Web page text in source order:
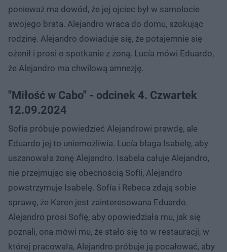
ponieważ ma dowód, że jej ojciec był w samolocie
swojego brata. Alejandro wraca do domu, szokując
rodzinę. Alejandro dowiaduje się, że potajemnie się
ożenił i prosi o spotkanie z żoną. Lucía mówi Eduardo,
że Alejandro ma chwilową amnezję.
"Miłość w Cabo" - odcinek 4. Czwartek
12.09.2024
Sofía próbuje powiedzieć Alejandrowi prawdę, ale
Eduardo jej to uniemożliwia. Lucía błaga Isabelę, aby
uszanowała żonę Alejandro. Isabela całuje Alejandro,
nie przejmując się obecnością Sofíi, Alejandro
powstrzymuje Isabelę. Sofía i Rebeca zdają sobie
sprawę, że Karen jest zainteresowana Eduardo.
Alejandro prosi Sofíę, aby opowiedziała mu, jak się
poznali, ona mówi mu, że stało się to w restauracji, w
której pracowała, Alejandro próbuje ją pocałować, aby